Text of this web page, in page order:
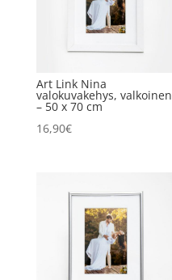
Art Link Nina
valokuvakehys, valkoinen
– 50 x 70 cm
16,90€